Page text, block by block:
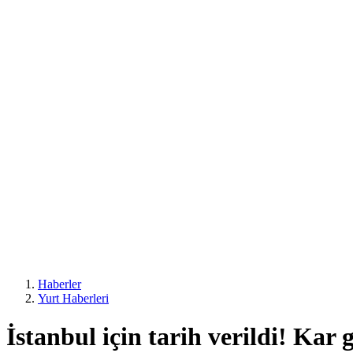
Haberler
Yurt Haberleri
İstanbul için tarih verildi! Kar